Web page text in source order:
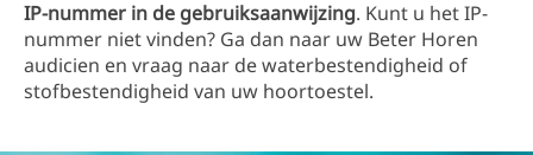
IP-nummer in de gebruiksaanwijzing. Kunt u het IP-
nummer niet vinden? Ga dan naar uw Beter Horen
audicien en vraag naar de waterbestendigheid of
stofbestendigheid van uw hoortoestel.